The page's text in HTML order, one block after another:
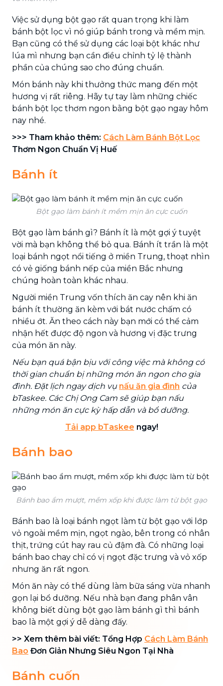
Việc sử dụng bột gạo rất quan trọng khi làm
bánh bột lọc vì nó giúp bánh trong và mềm mịn.
Bạn cũng có thể sử dụng các loại bột khác như
lúa mì nhưng bạn cần điều chỉnh tỷ lệ thành
phần của chúng sao cho đúng chuẩn.
Món bánh này khi thưởng thức mang đến một
hương vị rất riêng. Hãy tự tay làm những chiếc
bánh bột lọc thơm ngon bằng bột gạo ngay hôm
nay nhé.
>>> Tham khảo thêm: Cách Làm Bánh Bột Lọc
Thơm Ngon Chuẩn Vị Huế
Bánh ít
Bột gạo làm bánh ít mềm mịn ăn cực cuốn
Bột gạo làm bánh gì? Bánh ít là một gợi ý tuyệt
vời mà bạn không thể bỏ qua. Bánh ít trần là một
loại bánh ngọt nổi tiếng ở miền Trung, thoạt nhìn
có vẻ giống bánh nếp của miền Bắc nhưng
chúng hoàn toàn khác nhau.
Người miền Trung vốn thích ăn cay nên khi ăn
bánh ít thường ăn kèm với bát nước chấm có
nhiều ớt. Ăn theo cách này bạn mới có thể cảm
nhận hết được độ ngon và hương vị đặc trưng
của món ăn này.
Nếu bạn quá bận bịu với công việc mà không có
thời gian chuẩn bị những món ăn ngon cho gia
đình. Đặt lịch ngay dịch vụ nấu ăn gia đình của
bTaskee. Các Chị Ong Cam sẽ giúp bạn nấu
những món ăn cực kỳ hấp dẫn và bổ dưỡng.
Tải app bTaskee ngay!
Bánh bao
Bánh bao ẩm mượt, mềm xốp khi được làm từ bột gạo
Bánh bao là loại bánh ngọt làm từ bột gạo với lớp
vỏ ngoài mềm mịn, ngọt ngào, bên trong có nhân
thịt, trứng cút hay rau củ đậm đà. Có những loại
bánh bao chay chỉ có vị ngọt đặc trưng và vỏ xốp
nhưng ăn rất ngon.
Món ăn này có thể dùng làm bữa sáng vừa nhanh
gọn lại bổ dưỡng. Nếu nhà bạn đang phân vân
không biết dùng bột gạo làm bánh gì thì bánh
bao là một gợi ý dễ dàng đấy.
>> Xem thêm bài viết: Tổng Hợp Cách Làm Bánh
Bao Đơn Giản Nhưng Siêu Ngon Tại Nhà
Bánh cuốn